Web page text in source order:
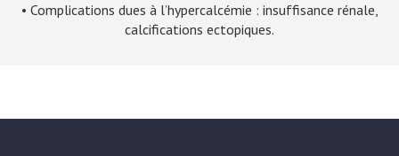
• Complications dues à l’hypercalcémie : insuffisance rénale,
calcifications ectopiques.